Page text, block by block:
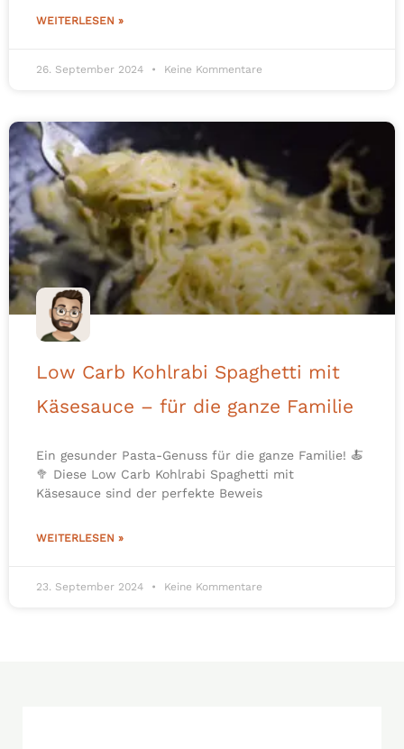
WEITERLESEN »
26. September 2024 Keine Kommentare
Low Carb Kohlrabi Spaghetti mit
Käsesauce – für die ganze Familie
Ein gesunder Pasta-Genuss für die ganze Familie! 🍝
🥦 Diese Low Carb Kohlrabi Spaghetti mit
Käsesauce sind der perfekte Beweis
WEITERLESEN »
23. September 2024 Keine Kommentare